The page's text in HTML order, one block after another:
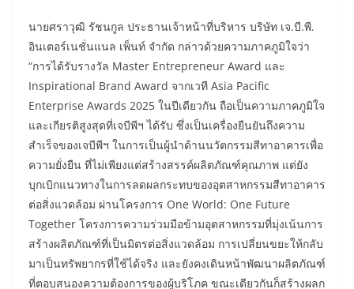
นายศราวุฒิ รัชนกูล ประธานเจ้าหน้าที่บริหาร บริษัท เจ.บี.พี.
อินเตอร์เนชั่นแนล เพ็นท์ จำกัด กล่าวด้วยความภาคภูมิใจว่า
“การได้รับรางวัล Master Entrepreneur Award และ
Inspirational Brand Award จากเวที Asia Pacific
Enterprise Awards 2025 ในปีเดียวกัน ถือเป็นความภาคภูมิใจ
และเกียรติสูงสุดที่เจบีพีฯ ได้รับ ซึ่งเป็นเครื่องยืนยันถึงความ
สำเร็จของเจบีพีฯ ในการเป็นผู้นำด้านนวัตกรรมสีทาอาคารเพื่อ
ความยั่งยืน ที่ไม่เพียงแต่สร้างสรรค์ผลิตภัณฑ์คุณภาพ แต่ยัง
บุกเบิกแนวทางในการลดผลกระทบของอุตสาหกรรมสีทาอาคาร
ต่อสิ่งแวดล้อม ผ่านโครงการ One World: One Future
Together โครงการความร่วมมือข้ามอุตสาหกรรมที่มุ่งเน้นการ
สร้างผลิตภัณฑ์ที่เป็นมิตรต่อสิ่งแวดล้อม การเปลี่ยนขยะให้กลับ
มาเป็นทรัพยากรที่ใช้ได้จริง และยังคงเดินหน้าพัฒนาผลิตภัณฑ์
ที่ตอบสนองความต้องการของผู้บริโภค ขณะเดียวกันก็สร้างผลก